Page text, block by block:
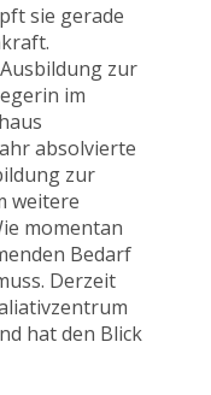
sie gerade
zur
im
absolvierte
zur
weitere
momentan
Bedarf
Derzeit
hat den Blick